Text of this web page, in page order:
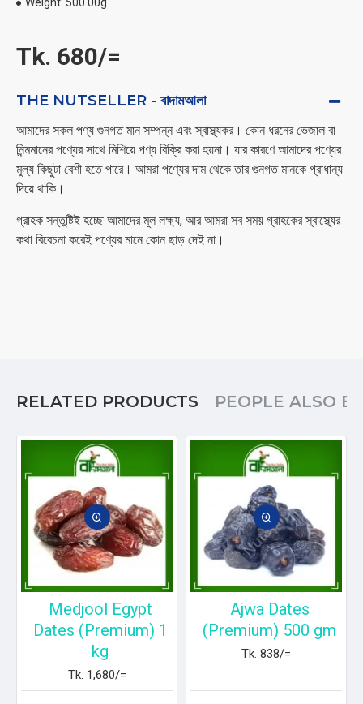
Tk. 680/=
THE NUTSELLER - বাদামআলা
আমাদের সকল পণ্য গুনগত মান সম্পন্ন এবং স্বাস্থ্যকর। কোন ধরনের ভেজাল বা
নিন্মমানের পণ্যের সাথে মিশিয়ে পণ্য বিক্রি করা হয়না। যার কারণে আমাদের পণ্যের
মুল্য কিছুটা বেশী হতে পারে। আমরা পণ্যের দাম থেকে তার গুনগত মানকে প্রাধান্য
দিয়ে থাকি।
গ্রাহক সন্তুষ্টিই হচ্ছে আমাদের মূল লক্ষ্য, আর আমরা সব সময় গ্রাহকের স্বাস্থ্যের
কথা বিবেচনা করেই পণ্যের মানে কোন ছাড় দেই না।
RELATED PRODUCTS PEOPLE ALSO
Medjool Egypt
Dates (Premium) 1
kg
Tk. 1,680/=
Ajwa Dates
(Premium) 500 gm
Tk. 838/=